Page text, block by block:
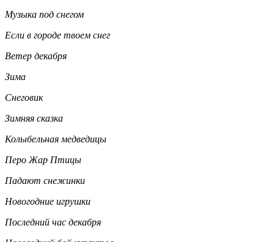
Музыка под снегом
Если в городе твоем снег
Ветер декабря
Зима
Снеговик
Зимняя сказка
Колыбельная медведицы
Перо Жар Птицы
Падают снежинки
Новогодние игрушки
Последний час декабря